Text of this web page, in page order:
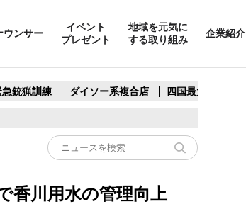
ウンサー
イベント
プレゼント
地域を元気に
する取り組み
企業紹介
急銃猟訓練 ダイソー系複合店 四国最大スリコ
香川用水の管理向上